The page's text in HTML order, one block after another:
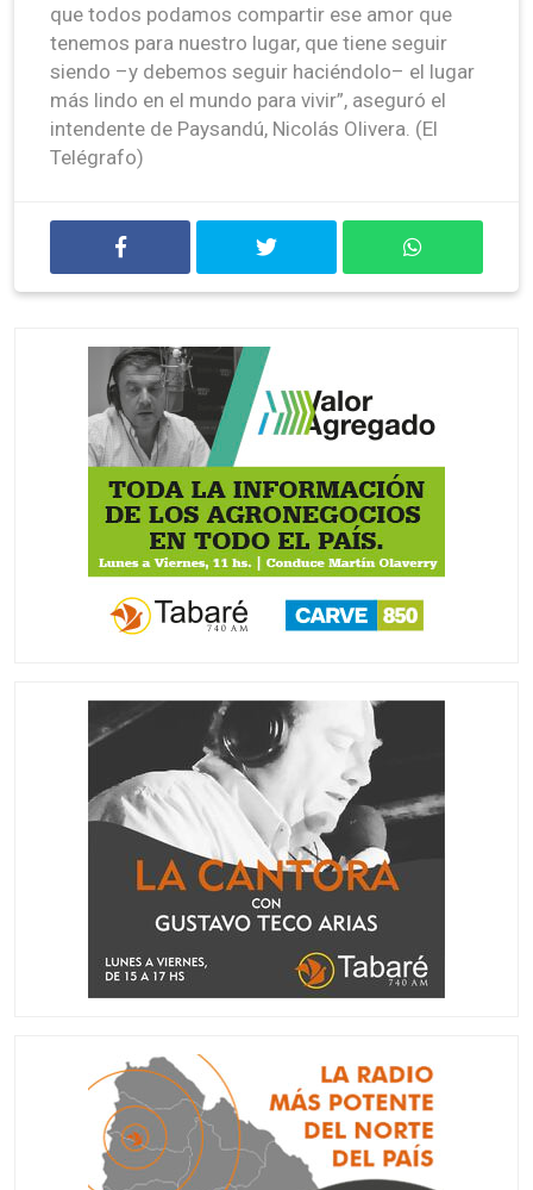
que todos podamos compartir ese amor que
tenemos para nuestro lugar, que tiene seguir
siendo –y debemos seguir haciéndolo– el lugar
más lindo en el mundo para vivir”, aseguró el
intendente de Paysandú, Nicolás Olivera. (El
Telégrafo)